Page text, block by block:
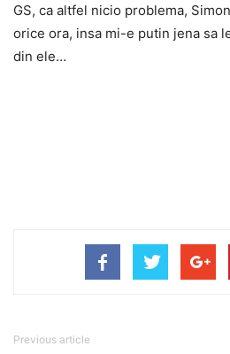
GS, ca altfel nicio problema,
orice ora, insa mi-e putin jena sa
din ele…
Previous article